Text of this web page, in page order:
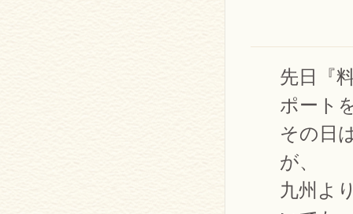
先日『
ポート
その日
が、
九州よ